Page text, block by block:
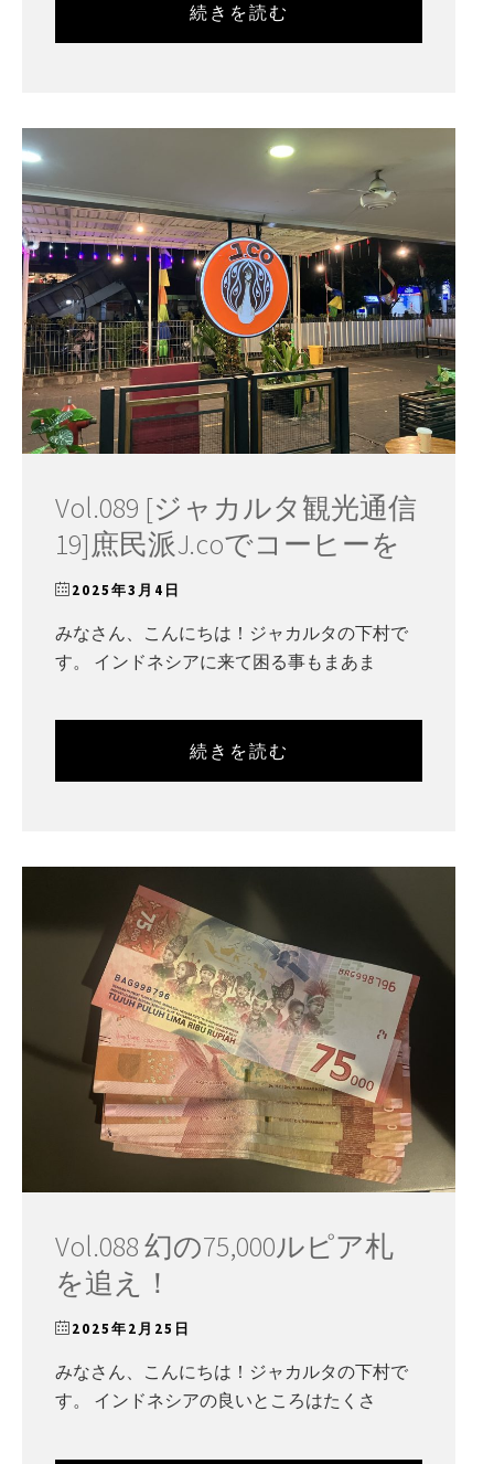
続きを読む
Vol.089 [ジャカルタ観光通信
19]庶民派J.coでコーヒーを
2025年3月4日
みなさん、こんにちは！ジャカルタの下村で
す。 インドネシアに来て困る事もまあま
続きを読む
Vol.088 幻の75,000ルピア札
を追え！
2025年2月25日
みなさん、こんにちは！ジャカルタの下村で
す。 インドネシアの良いところはたくさ